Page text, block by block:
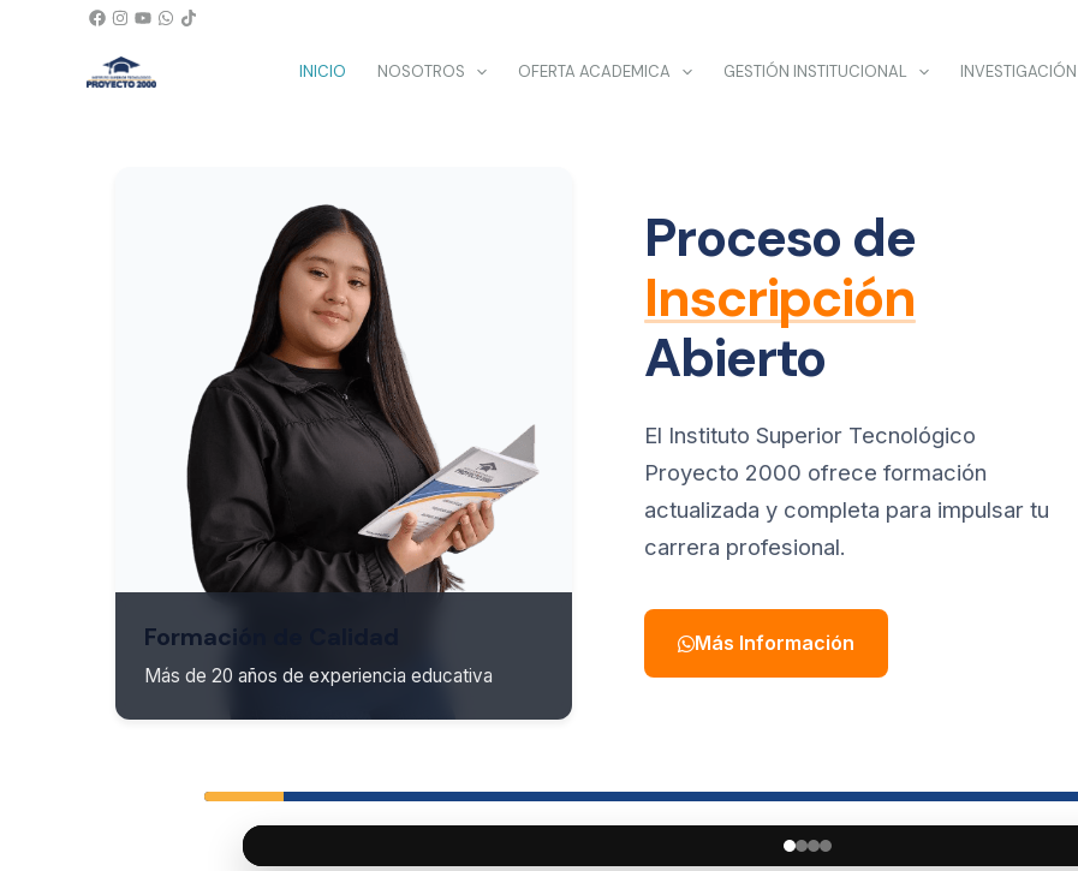
contenido
INICIO NOSOTROS OFERTA ACADEMICA GESTIÓN INSTITUCIONAL INVESTIGACIÓN
Formación de Calidad
Más de 20 años de experiencia educativa
Proceso de
Inscripción
Abierto
El Instituto Superior Tecnológico
Proyecto 2000 ofrece formación
actualizada y completa para impulsar tu
carrera profesional.
Más Información